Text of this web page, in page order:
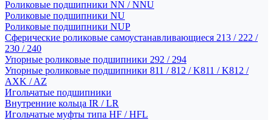
Роликовые подшипники NN / NNU
Роликовые подшипники NU
Роликовые подшипники NUP
Сферические роликовые самоустанавливающиеся 213 / 222 /
230 / 240
Упорные роликовые подшипники 292 / 294
Упорные роликовые подшипники 811 / 812 / K811 / K812 /
AXK / AZ
Игольчатые подшипники
Внутренние кольца IR / LR
Игольчатые муфты типа HF / HFL